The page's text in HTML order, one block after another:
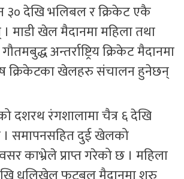
३० देखि भलिबल र क्रिकेट एकै
माडी खेल मैदानमा महिला तथा
अन्तर्राष्ट्रिय क्रिकेट मैदानमा
क्रिकेटका खेलहरु संचालन हुनेछन्
दशरथ रंगशालामा चैत्र ६ देखि
समापनसहित दुई खेलको
काभ्रेले प्राप्त गरेको छ । महिला